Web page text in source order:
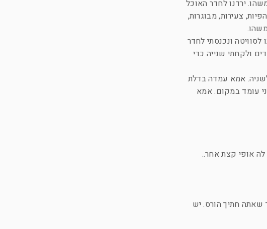
ירדנו לחדר האוכל
צעירות, מבוגרות,
ונכנסתי לחדר
ולקחתי שנייה כדי
אמא עמדה בדלת
עומד במקום. אמא
לה אופי קצת אחר..
שאתה חתיך הורס. יש